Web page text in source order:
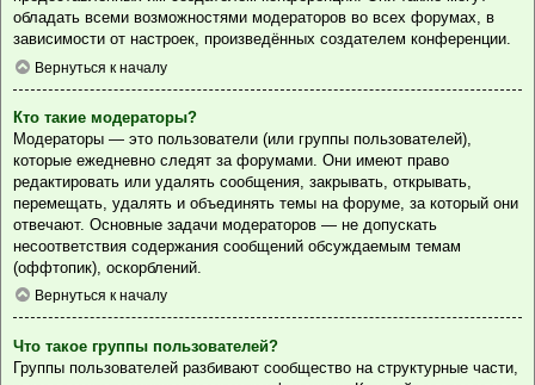
обладать всеми возможностями модераторов во всех форумах, в
зависимости от настроек, произведённых создателем конференции.
Вернуться к началу
Кто такие модераторы?
Модераторы — это пользователи (или группы пользователей),
которые ежедневно следят за форумами. Они имеют право
редактировать или удалять сообщения, закрывать, открывать,
перемещать, удалять и объединять темы на форуме, за который они
отвечают. Основные задачи модераторов — не допускать
несоответствия содержания сообщений обсуждаемым темам
(оффтопик), оскорблений.
Вернуться к началу
Что такое группы пользователей?
Группы пользователей разбивают сообщество на структурные части,